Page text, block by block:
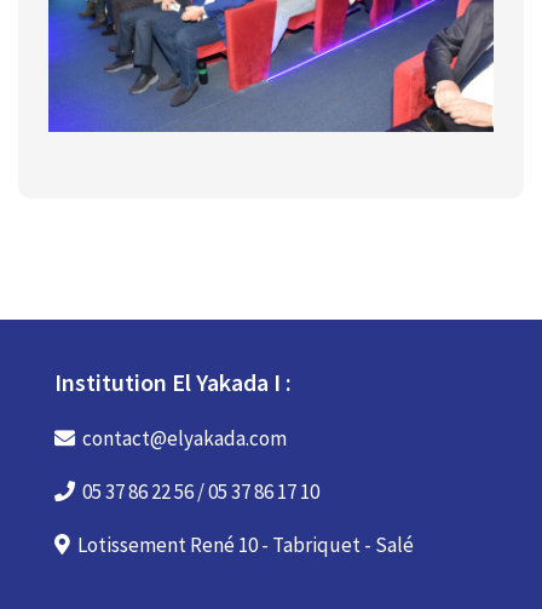
Institution El Yakada I :
contact@elyakada.com
05 37 86 22 56 / 05 37 86 17 10
Lotissement René 10 - Tabriquet - Salé